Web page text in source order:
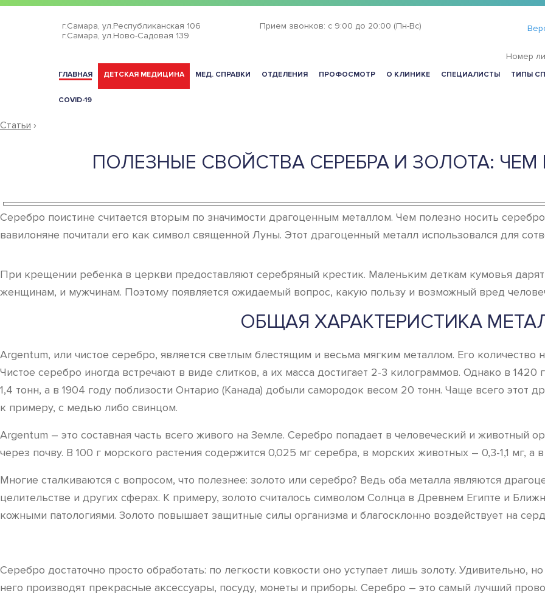
г.Самара, ул.Республиканская 106
г.Самара, ул.Ново-Садовая 139
Прием звонков: с 9:00 до 20:00 (Пн-Вс)
Номер
ГЛАВНАЯ ДЕТСКАЯ МЕДИЦИНА МЕД. СПРАВКИ ОТДЕЛЕНИЯ ПРОФОСМОТР О КЛИНИКЕ СПЕЦИАЛИСТЫ ТИПЫ
COVID-19
Статьи ›
ПОЛЕЗНЫЕ СВОЙСТВА СЕРЕБРА И ЗОЛОТА:
Серебро поистине считается вторым по значимости драгоценным металлом. Чем полезно носить
вавилоняне почитали его как символ священной Луны. Этот драгоценный металл использовался для
При крещении ребенка в церкви предоставляют серебряный крестик. Маленьким деткам кумовья
женщинам, и мужчинам. Поэтому появляется ожидаемый вопрос, какую пользу и возможный вред
ОБЩАЯ ХАРАКТЕРИСТИКА
Argentum, или чистое серебро, является светлым блестящим и весьма мягким металлом. Его количество
Чистое серебро иногда встречают в виде слитков, а их масса достигает 2-3 килограммов. Однако в
1,4 тонн, а в 1904 году поблизости Онтарио (Канада) добыли самородок весом 20 тонн. Чаще всего этот
к примеру, с медью либо свинцом.
Argentum – это составная часть всего живого на Земле. Серебро попадает в человеческий и животный
через почву. В 100 г морского растения содержится 0,025 мг серебра, в морских животных – 0,3-1,1 мг, а
Многие сталкиваются с вопросом, что полезнее: золото или серебро? Ведь оба металла являются
целительстве и других сферах. К примеру, золото считалось символом Солнца в Древнем Египте и
кожными патологиями. Золото повышает защитные силы организма и благосклонно воздействует на
Серебро достаточно просто обработать: по легкости ковкости оно уступает лишь золоту. Удивительно,
него производят прекрасные аксессуары, посуду, монеты и приборы. Серебро – это самый лучший